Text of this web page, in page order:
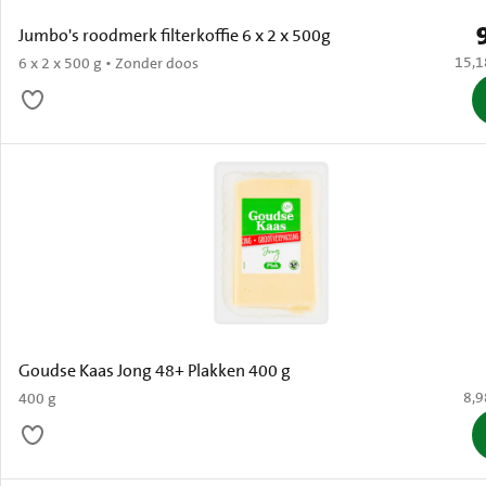
Jumbo's roodmerk filterkoffie 6 x 2 x 500g
6 x 2 x 500 g • Zonder doos €
Goudse Kaas Jong 48+ Plakken 400 g
400 g €